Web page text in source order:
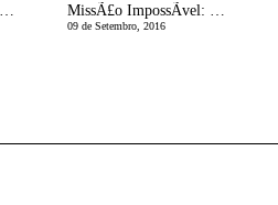
09 de Setembro, 2016